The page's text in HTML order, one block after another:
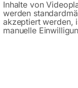
Inhalte von
werden
akzeptiert werden,
manuelle